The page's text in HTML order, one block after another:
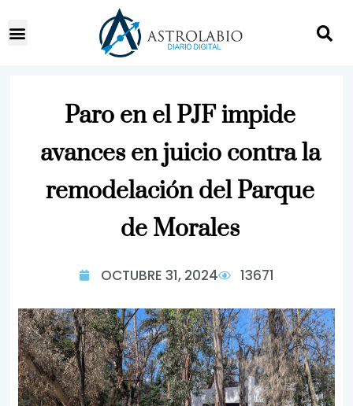
Paro en el PJF impide
avances en juicio contra la
remodelación del Parque
de Morales
OCTUBRE 31, 2024 13671